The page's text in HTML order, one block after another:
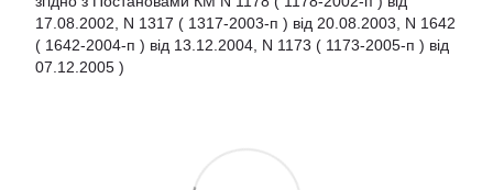
17.08.2002, N 1317 ( 1317-2003-п ) від 20.08.2003, N 1642
( 1642-2004-п ) від 13.12.2004, N 1173 ( 1173-2005-п ) від
07.12.2005 )